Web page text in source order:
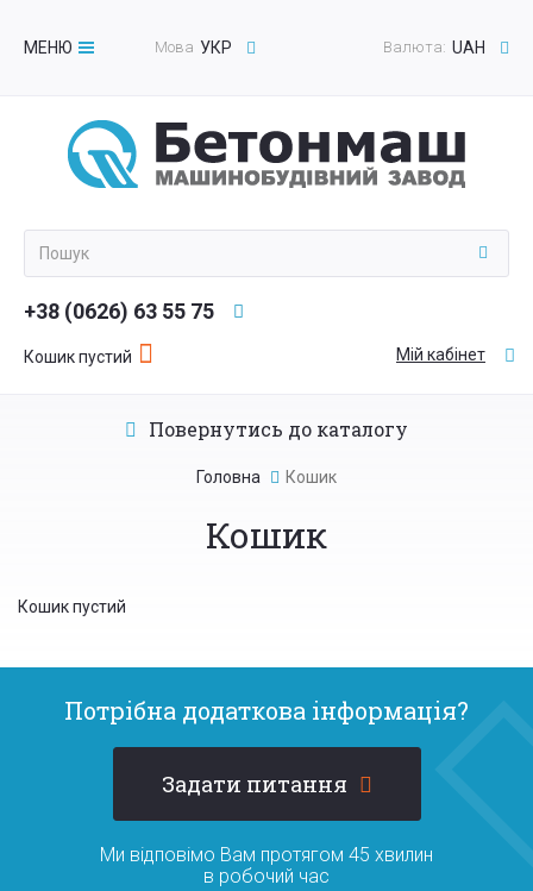
МЕНЮ
Toggle
Валюта: UAH
Мова УКР
+38 (0626) 63 55 75
Кошик пустий Мій кабінет
Повернутись до каталогу
Головна Кошик
Кошик
Кошик пустий
Потрібна додаткова інформація?
Задати питання
Ми відповімо Вам протягом 45 хвилин
в робочий час